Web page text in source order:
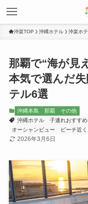
沖楽TOP 沖縄ホテル 沖楽ホ
那覇で“海が見
本気で選んだ
テル6選
沖縄本島 那覇
その他
沖縄ホテル
子連れおすす
オーシャンビュー
ビーチ近く
2026年3月6日